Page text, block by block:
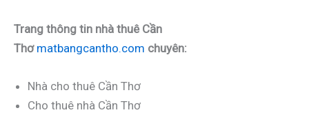
Trang thông tin nhà thuê Cần
Thơ matbangcantho.com chuyên:
Nhà cho thuê Cần Thơ
Cho thuê nhà Cần Thơ